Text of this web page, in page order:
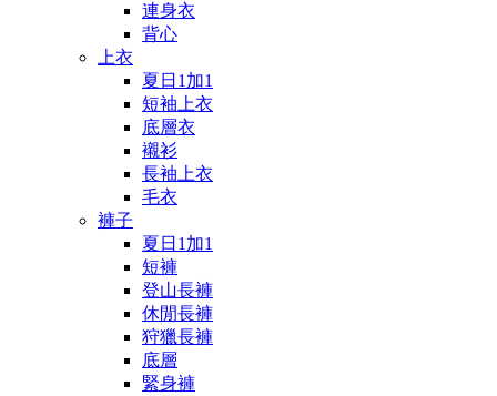
連身衣
背心
上衣
夏日1加1
短袖上衣
底層衣
襯衫
長袖上衣
毛衣
褲子
夏日1加1
短褲
登山長褲
休閒長褲
狩獵長褲
底層
緊身褲